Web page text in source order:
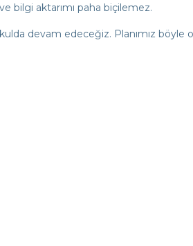
bilgi aktarımı paha biçilemez.
devam edeceğiz. Planımız böyle